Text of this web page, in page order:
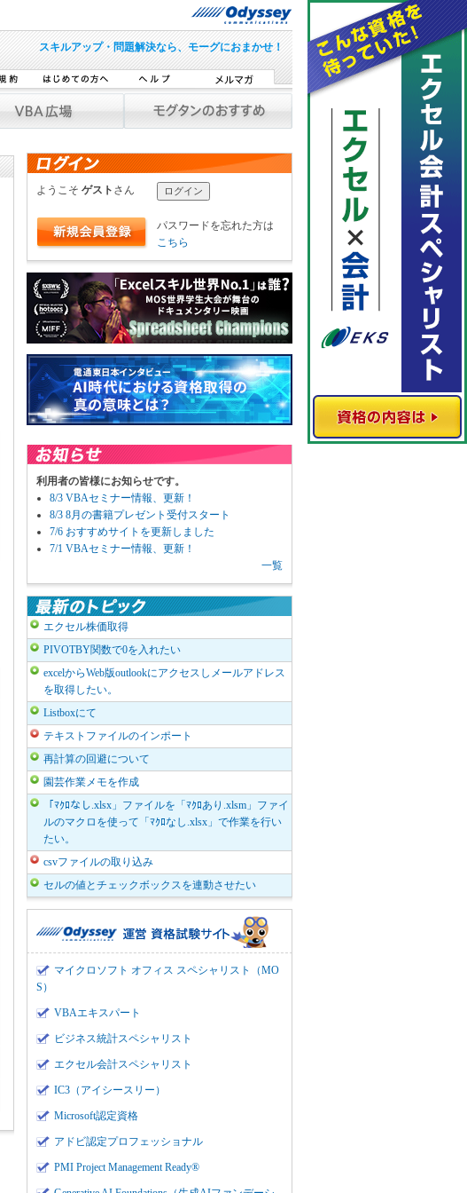
スキルアップ・問題解決なら、モーグにおまかせ！
ようこそ ゲスト さん
パスワードを忘れた方は
こちら
利用者の皆様にお知らせです。
8/3 VBAセミナー情報、更新！
8/3 8月の書籍プレゼント受付スタート
7/6 おすすめサイトを更新しました
7/1 VBAセミナー情報、更新！
一覧
エクセル株価取得
PIVOTBY関数で0を入れたい
excelからWeb版outlookにアクセスしメールアドレス
を取得したい。
Listboxにて
テキストファイルのインポート
再計算の回避について
園芸作業メモを作成
「ﾏｸﾛなし.xlsx」ファイルを「ﾏｸﾛあり.xlsm」ファイ
ルのマクロを使って「ﾏｸﾛなし.xlsx」で作業を行い
たい。
csvファイルの取り込み
セルの値とチェックボックスを連動させたい
マイクロソフト オフィス スペシャリスト（MO
S）
VBAエキスパート
ビジネス統計スペシャリスト
エクセル会計スペシャリスト
IC3（アイシースリー）
Microsoft認定資格
アドビ認定プロフェッショナル
PMI Project Management Ready®